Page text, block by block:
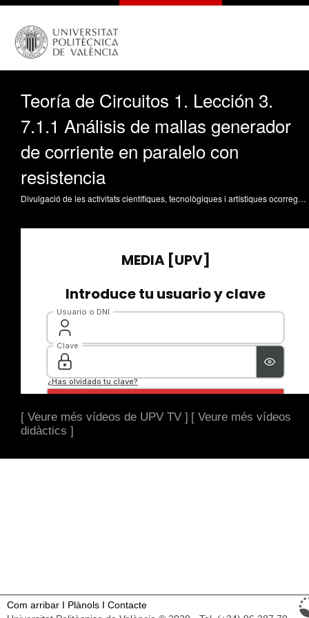
Teoría de Circuitos 1. Lección 3.
7.1.1 Análisis de mallas generador
de corriente en paralelo con
resistencia
Divulgació de les activitats científiques, tecnològiques i artístiques ocorregudes en els tres campus de la UPV
[ Veure més vídeos de UPV TV ] [ Veure més vídeos
didàctics ]
Com arribar I Plànols I Contacte